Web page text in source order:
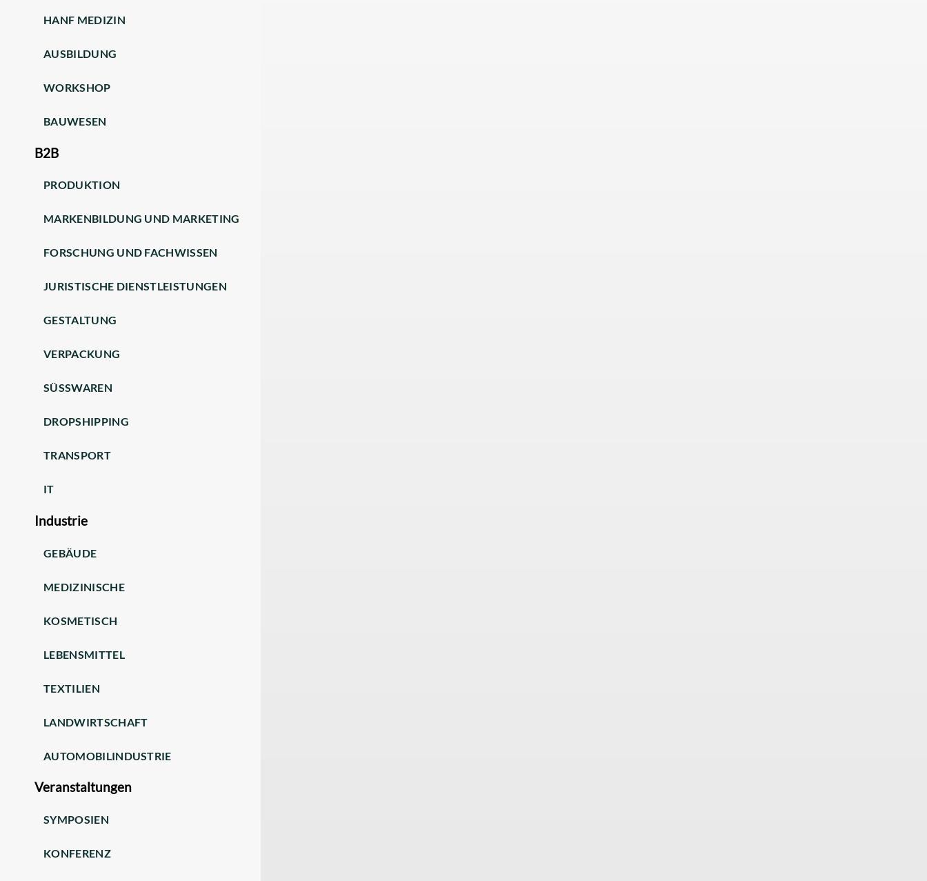
HANF MEDIZIN
AUSBILDUNG
WORKSHOP
BAUWESEN
B2B
PRODUKTION
MARKENBILDUNG UND MARKETING
FORSCHUNG UND FACHWISSEN
JURISTISCHE DIENSTLEISTUNGEN
GESTALTUNG
VERPACKUNG
SÜSSWAREN
DROPSHIPPING
TRANSPORT
IT
Industrie
GEBÄUDE
MEDIZINISCHE
KOSMETISCH
LEBENSMITTEL
TEXTILIEN
LANDWIRTSCHAFT
AUTOMOBILINDUSTRIE
Veranstaltungen
SYMPOSIEN
KONFERENZ